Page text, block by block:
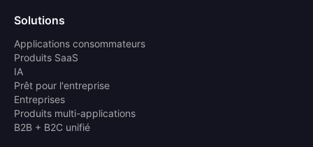
Solutions
Applications consommateurs
Produits SaaS
IA
Prêt pour l'entreprise
Entreprises
Produits multi-applications
B2B + B2C unifié